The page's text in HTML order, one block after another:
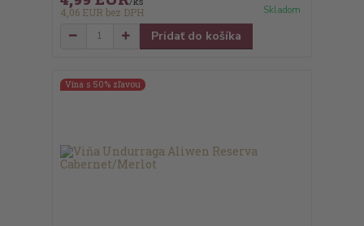
4,06 EUR bez DPH Skladom
Pridať do košíka
Vína s 50% zľavou